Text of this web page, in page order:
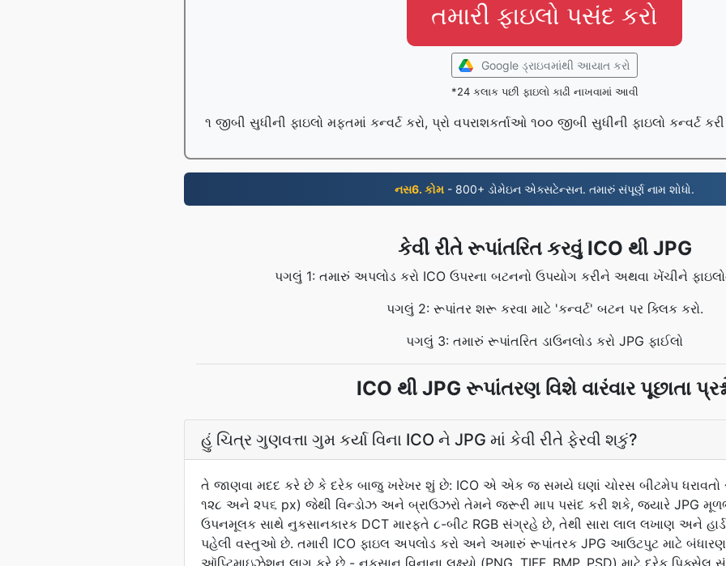
તમારી ફાઇલો પસંદ કરો
Google ડ્રાઇવમાંથી આયાત કરો
*24 કલાક પછી ફાઇલો કાઢી નાખવામાં આવી
૧ જીબી સુધીની ફાઇલો મફતમાં કન્વર્ટ કરો, પ્રો વપરાશકર્તાઓ ૧૦૦ જીબી સુધીની ફાઇલો કન્વર્ટ
નસ6. કોમ - 800+ ડોમેઇન એક્સટેન્સન. તમારું સંપૂર્ણ નામ શોધો.
કેવી રીતે રૂપાંતરિત કરવું ICO થી JPG
પગલું 1: તમારું અપલોડ કરો ICO ઉપરના બટનનો ઉપયોગ કરીને અથવા ખેંચીને
પગલું 2: રૂપાંતર શરૂ કરવા માટે 'કન્વર્ટ' બટન પર ક્લિક કરો.
પગલું 3: તમારું રૂપાંતરિત ડાઉનલોડ કરો JPG ફાઈલો
ICO થી JPG રૂપાંતરણ વિશે વારંવાર પૂછાતા
હું ચિત્ર ગુણવત્તા ગુમ કર્યા વિના ICO ને JPG માં કેવી રીતે ફેરવી શકું?
તે જાણવા મદદ કરે છે કે દરેક બાજુ ખરેખર શું છે: ICO એ એક જ સમયે ઘણાં ચોરસ બીટમેપ ધરાવતો
૧૨૮ અને ૨૫૬ px) જેથી વિન્ડોઝ અને બ્રાઉઝરો તેમને જરૂરી માપ પસંદ કરી શકે, જ્યારે JPG
ઉપનમૂલક સાથે નુકસાનકારક DCT મારફતે ૮-બીટ RGB સંગ્રહે છે, તેથી સારા લાલ લખાણ અને
પહેલી વસ્તુઓ છે. તમારી ICO ફાઇલ અપલોડ કરો અને અમારું રૂપાંતરક JPG આઉટપુટ માટે
ઑપ્ટિમાઇઝેશન લાગુ કરે છે - નુકસાન વિનાના લક્ષ્યો (PNG, TIFF, BMP, PSD) માટે દરેક પિક્સેલ